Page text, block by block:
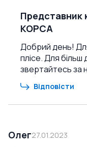
Представник
КОРСА
Добрий день!
плісе. Для більш
звертайтесь за
Відповісти
Олег27.01.2023